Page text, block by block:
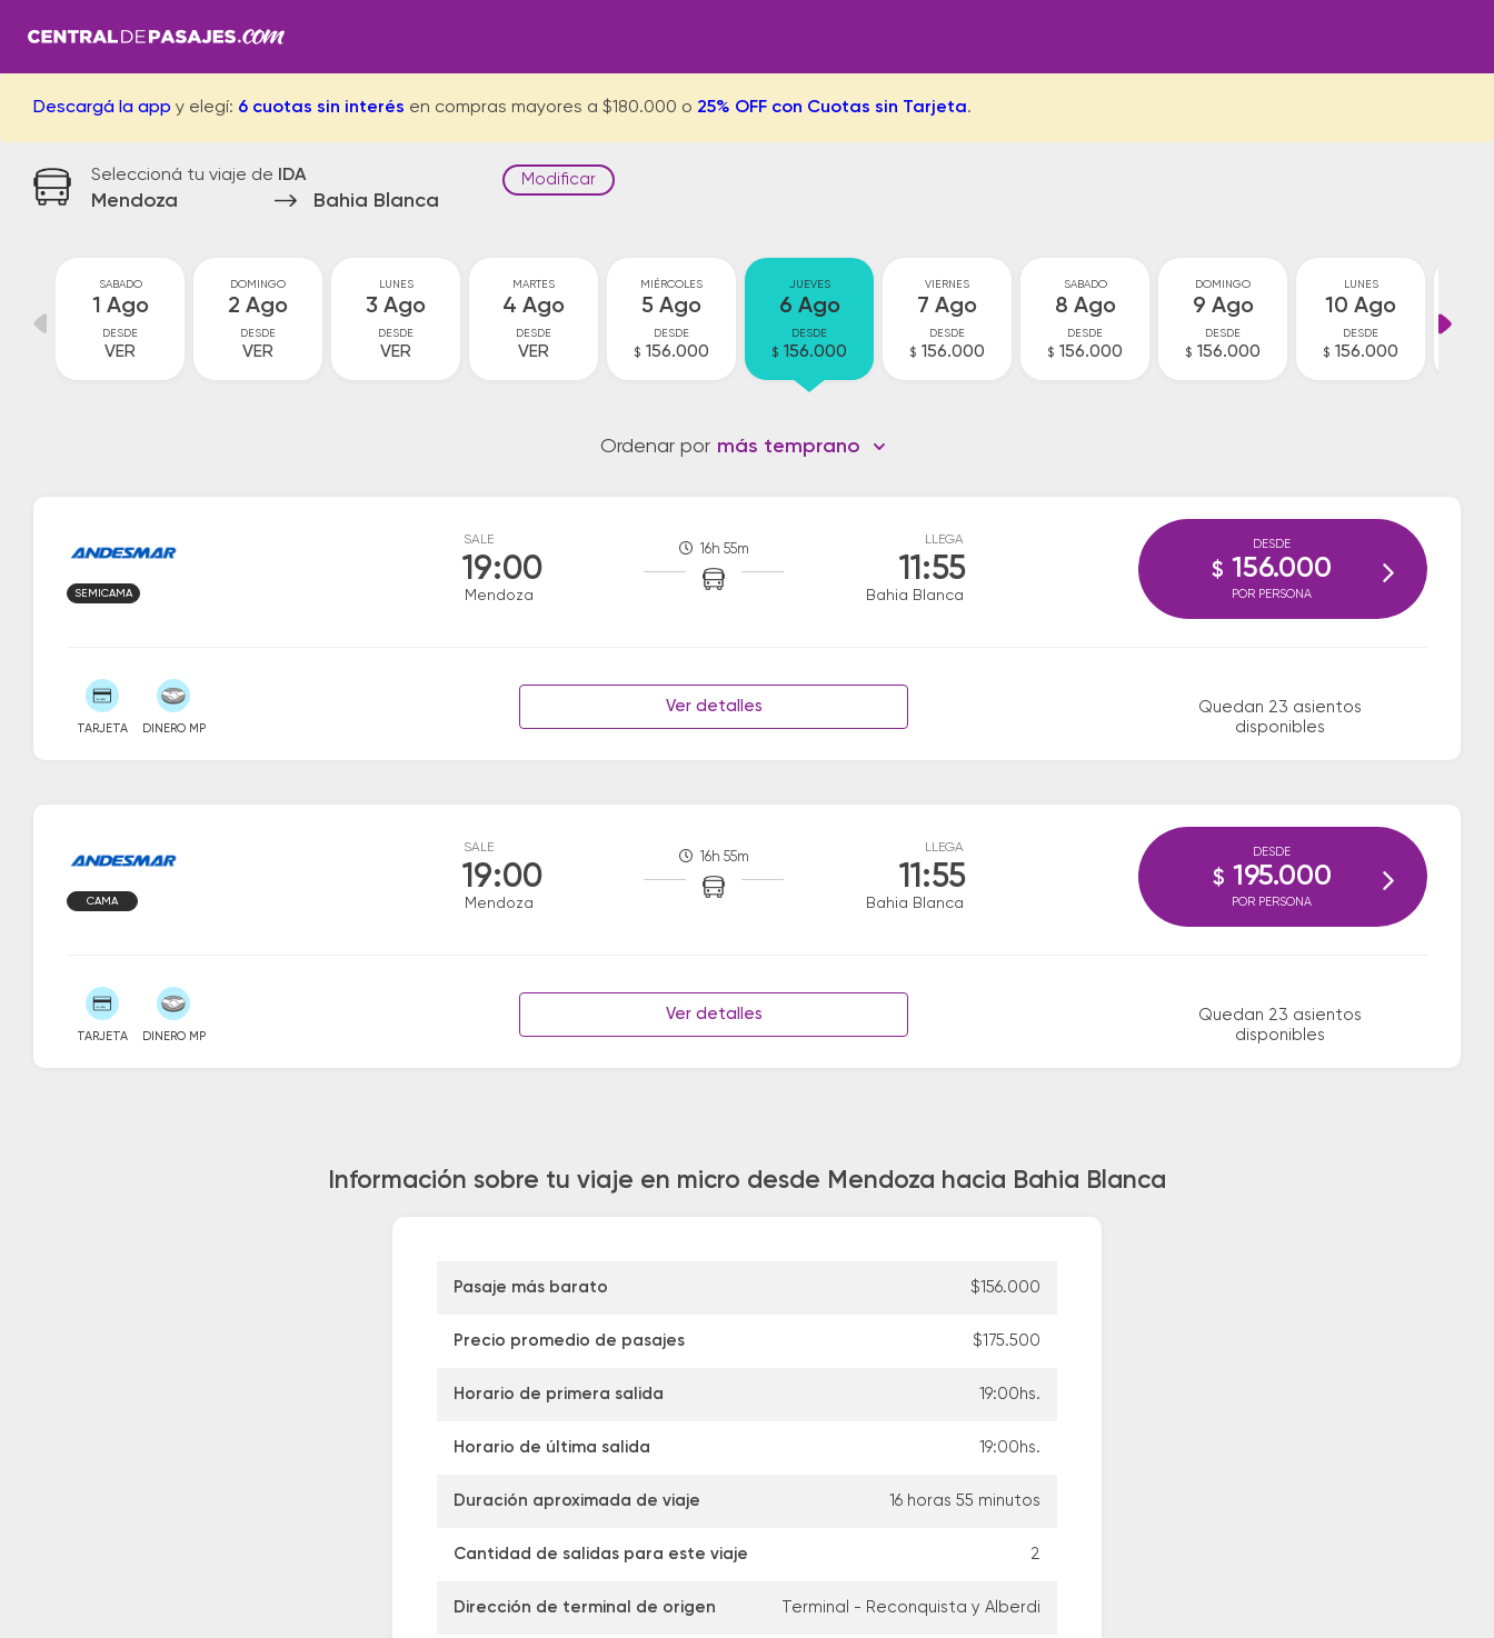
Descargá la app y elegí: 6 cuotas sin interés en compras mayores a $180.000 o 25% OFF con Cuotas sin Tarjeta.
Seleccioná tu viaje de IDA
Mendoza Bahia Blanca
Modificar
SABADO
1 Ago
DESDE
VER
DOMINGO
2 Ago
DESDE
VER
LUNES
3 Ago
DESDE
VER
MARTES
4 Ago
DESDE
VER
MIÉRCOLES
5 Ago
DESDE
$ 156.000
JUEVES
6 Ago
DESDE
$ 156.000
VIERNES
7 Ago
DESDE
$ 156.000
SABADO
8 Ago
DESDE
$ 156.000
DOMINGO
9 Ago
DESDE
$ 156.000
LUNES
10 Ago
DESDE
$ 156.000
Ordenar por más temprano
SALE
19:00
Mendoza
16h 55m
LLEGA
11:55
Bahia Blanca
SEMICAMA
TARJETA DINERO MP
Ver detalles
Quedan 23 asientos
disponibles
DESDE
$ 156.000
POR PERSONA
SALE
19:00
Mendoza
16h 55m
LLEGA
11:55
Bahia Blanca
CAMA
TARJETA DINERO MP
Ver detalles
Quedan 23 asientos
disponibles
DESDE
$ 195.000
POR PERSONA
Información sobre tu viaje en micro desde Mendoza hacia Bahia Blanca
Pasaje más barato $156.000
Precio promedio de pasajes $175.500
Horario de primera salida 19:00hs.
Horario de última salida 19:00hs.
Duración aproximada de viaje 16 horas 55 minutos
Cantidad de salidas para este viaje 2
Dirección de terminal de origen Terminal - Reconquista y Alberdi